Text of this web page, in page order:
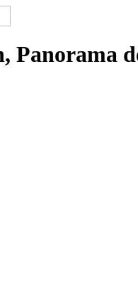
Panorama